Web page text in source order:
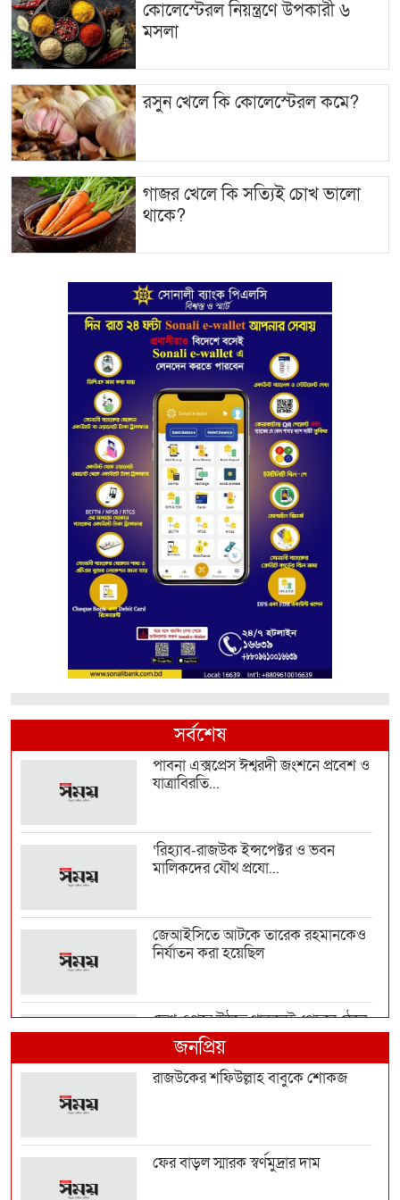
কোলেস্টেরল নিয়ন্ত্রণে উপকারী ৬
মসলা
রসুন খেলে কি কোলেস্টেরল কমে?
গাজর খেলে কি সত্যিই চোখ ভালো
থাকে?
সর্বশেষ
পাবনা এক্সপ্রেস ঈশ্বরদী জংশনে প্রবেশ ও
যাত্রাবিরতি...
‘রিহ্যাব-রাজউক ইন্সপেক্টর ও ভবন
মালিকদের যৌথ প্রযো...
জেআইসিতে আটকে তারেক রহমানকেও
নির্যাতন করা হয়েছিল
দেশ ওপরে উঠতে থাকলেই পেছনে ঠেলে
দেওয়ার চক্রান্ত হয়...
জনপ্রিয়
রাজউকের শফিউল্লাহ বাবুকে শোকজ
ফের বাড়ল স্মারক স্বর্ণমুদ্রার দাম